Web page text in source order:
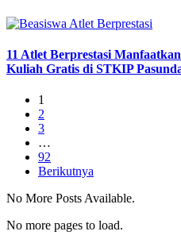
11 Atlet Berprestasi
Kuliah Gratis di STKIP
1
2
3
…
92
Berikutnya
No More Posts Available.
No more pages to load.